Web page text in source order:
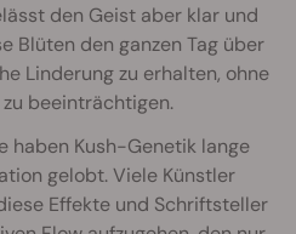
den Geist aber klar und
Blüten den ganzen Tag über
Linderung zu erhalten, ohne
beeinträchtigen.
haben Kush-Genetik lange
gelobt. Viele Künstler
Effekte und Schriftsteller